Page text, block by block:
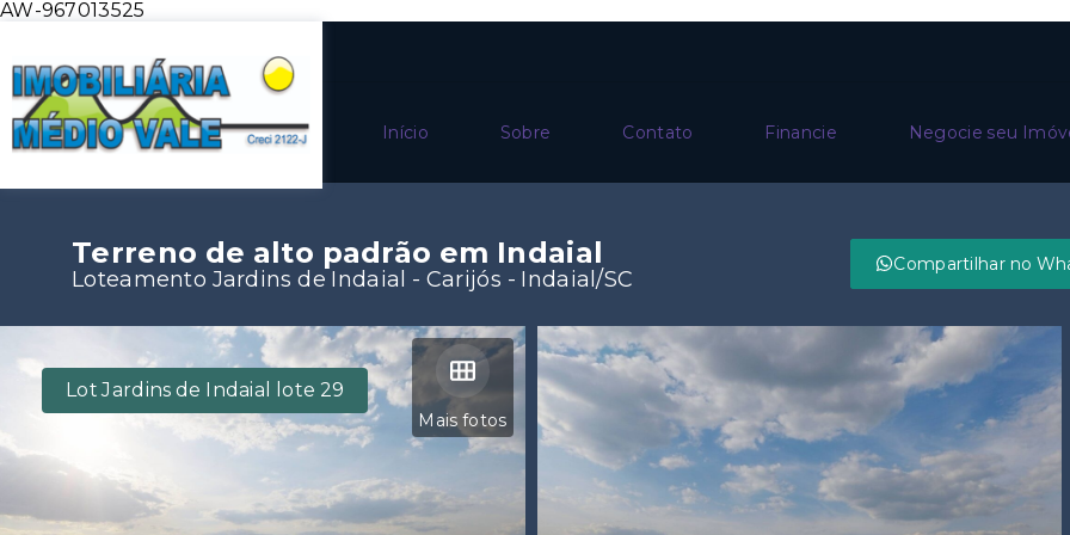
AW-967013525
Início Sobre Contato Financie Negocie seu
Terreno de alto padrão em Indaial
Loteamento Jardins de Indaial - Carijós - Indaial/SC
Compartilhar no
Mais fotos
Lot Jardins de Indaial lote 29